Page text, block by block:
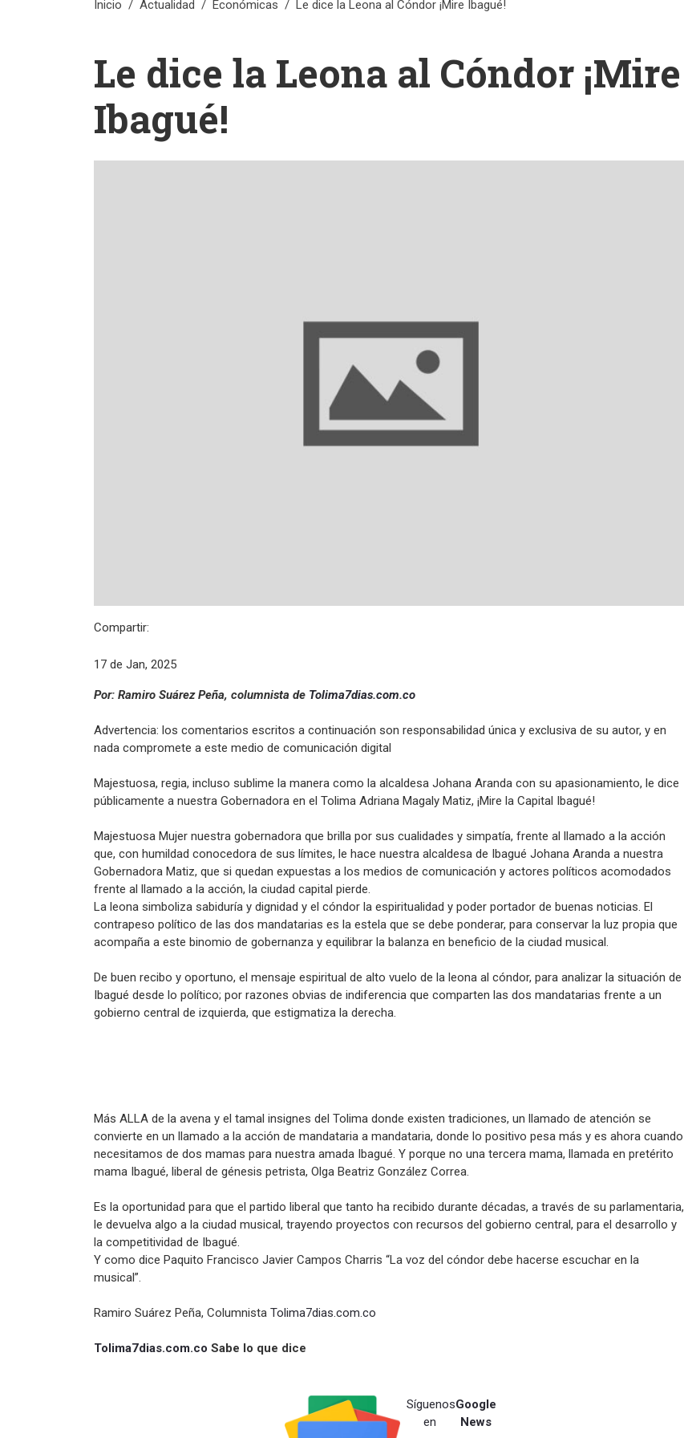
Inicio Actualidad Económicas Le dice la Leona al Cóndor ¡Mire Ibagué!
Le dice la Leona al Cóndor ¡Mire
Ibagué!
Compartir:
17 de Jan, 2025
Por: Ramiro Suárez Peña, columnista de Tolima7dias.com.co
Advertencia: los comentarios escritos a continuación son responsabilidad única y exclusiva de su autor, y en
nada compromete a este medio de comunicación digital
Majestuosa, regia, incluso sublime la manera como la alcaldesa Johana Aranda con su apasionamiento, le dice
públicamente a nuestra Gobernadora en el Tolima Adriana Magaly Matiz, ¡Mire la Capital Ibagué!
Majestuosa Mujer nuestra gobernadora que brilla por sus cualidades y simpatía, frente al llamado a la acción
que, con humildad conocedora de sus límites, le hace nuestra alcaldesa de Ibagué Johana Aranda a nuestra
Gobernadora Matiz, que si quedan expuestas a los medios de comunicación y actores políticos acomodados
frente al llamado a la acción, la ciudad capital pierde.
La leona simboliza sabiduría y dignidad y el cóndor la espiritualidad y poder portador de buenas noticias. El
contrapeso político de las dos mandatarias es la estela que se debe ponderar, para conservar la luz propia que
acompaña a este binomio de gobernanza y equilibrar la balanza en beneficio de la ciudad musical.
De buen recibo y oportuno, el mensaje espiritual de alto vuelo de la leona al cóndor, para analizar la situación de
Ibagué desde lo político; por razones obvias de indiferencia que comparten las dos mandatarias frente a un
gobierno central de izquierda, que estigmatiza la derecha.
Más ALLA de la avena y el tamal insignes del Tolima donde existen tradiciones, un llamado de atención se
convierte en un llamado a la acción de mandataria a mandataria, donde lo positivo pesa más y es ahora cuando
necesitamos de dos mamas para nuestra amada Ibagué. Y porque no una tercera mama, llamada en pretérito
mama Ibagué, liberal de génesis petrista, Olga Beatriz González Correa.
Es la oportunidad para que el partido liberal que tanto ha recibido durante décadas, a través de su parlamentaria,
le devuelva algo a la ciudad musical, trayendo proyectos con recursos del gobierno central, para el desarrollo y
la competitividad de Ibagué.
Y como dice Paquito Francisco Javier Campos Charris “La voz del cóndor debe hacerse escuchar en la
musical”.
Ramiro Suárez Peña, Columnista Tolima7dias.com.co
Tolima7dias.com.co Sabe lo que dice
Síguenos
en
Google
News